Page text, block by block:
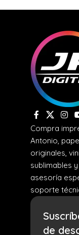
Compra
Antonio,
originales,
sublimables
asesoría
soporte
de